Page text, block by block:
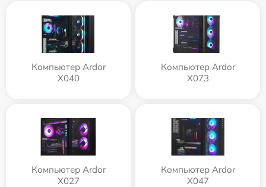
Компьютер Ardor
X040
Компьютер Ardor
X073
Компьютер Ardor
X027
Компьютер Ardor
X047